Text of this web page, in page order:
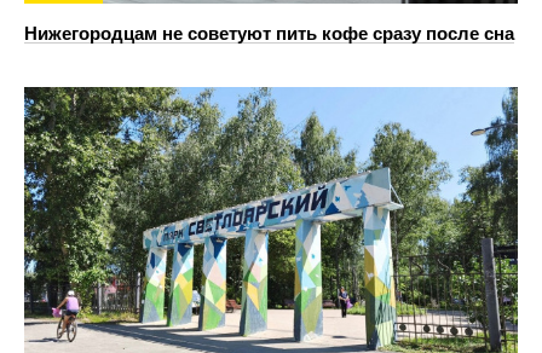
Нижегородцам не советуют пить кофе сразу после сна